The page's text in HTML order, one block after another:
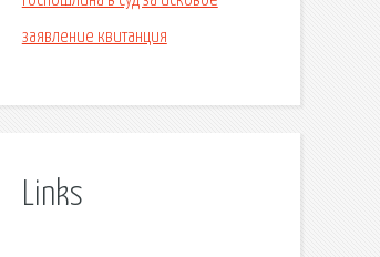
заявление квитанция
Links